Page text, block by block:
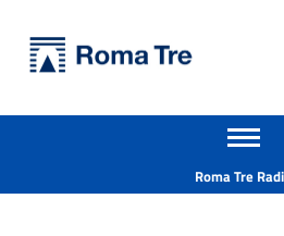
PAOLO BENVENUTI - Università Roma Tre
Apri il menu secondario
Roma Tre